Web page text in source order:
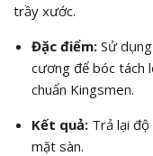
trầy xước.
Đặc điểm:Sử dụng
cương để bóc tách
chuẩn Kingsmen.
Kết quả:Trả lại độ
mặt sàn.